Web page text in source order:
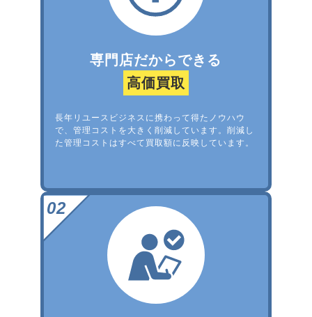
専門店だからできる
高価買取
長年リユースビジネスに携わって得たノウハウ
で、管理コストを大きく削減しています。削減し
た管理コストはすべて買取額に反映しています。